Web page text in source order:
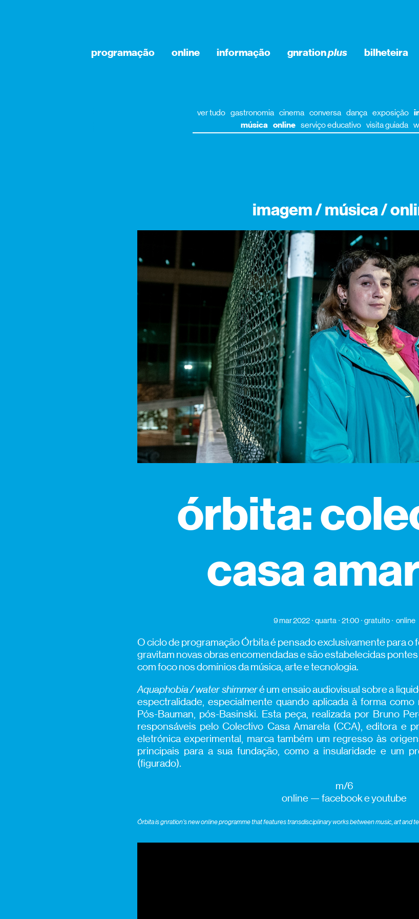
programação online informação gnrationplus bilheteira
ver tudo gastronomia cinema conversa dança exposição
música online serviço educativo visita guiada
imagem / música /
órbita:
casa
9 mar 2022 quarta 21:00 gratuito online
O ciclo de programação Órbita é pensado exclusivamente para o
gravitam novas obras encomendadas e são estabelecidas
com foco nos domínios da música, arte e tecnologia.
Aquaphobia / water shimmeré um ensaio audiovisual sobre a
espectralidade, especialmente quando aplicada à forma
Pós-Bauman, pós-Basinski. Esta peça, realizada por Bruno
responsáveis pelo Colectivo Casa Amarela (CCA), editora e
eletrónica experimental, marca também um regresso às
principais para a sua fundação, como a insularidade e um
(figurado).
m/6
online — facebook e youtube
Órbita is gnration’s new online programme that features transdisciplinary works between music, art and